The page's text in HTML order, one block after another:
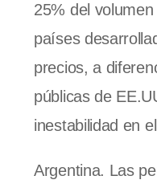
25% del
países
precios, a
públicas de
inestabilidad en
Argentina. Las